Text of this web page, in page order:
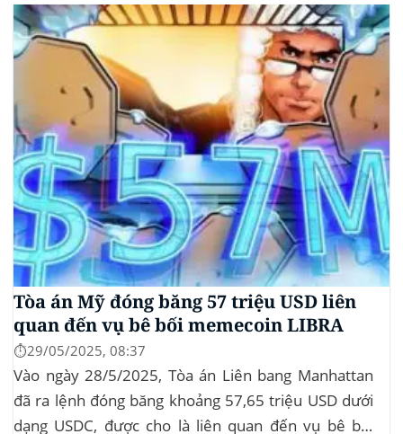
không yêu cầu mức đầu tư tối thiểu. mTBILL được
bảo chứng bằng...
Tòa án Mỹ đóng băng 57 triệu USD liên
quan đến vụ bê bối memecoin LIBRA
⏱️29/05/2025, 08:37
Vào ngày 28/5/2025, Tòa án Liên bang Manhattan
đã ra lệnh đóng băng khoảng 57,65 triệu USD dưới
dạng USDC, được cho là liên quan đến vụ bê bối